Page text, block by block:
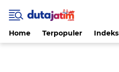
Home Terpopuler Indeks